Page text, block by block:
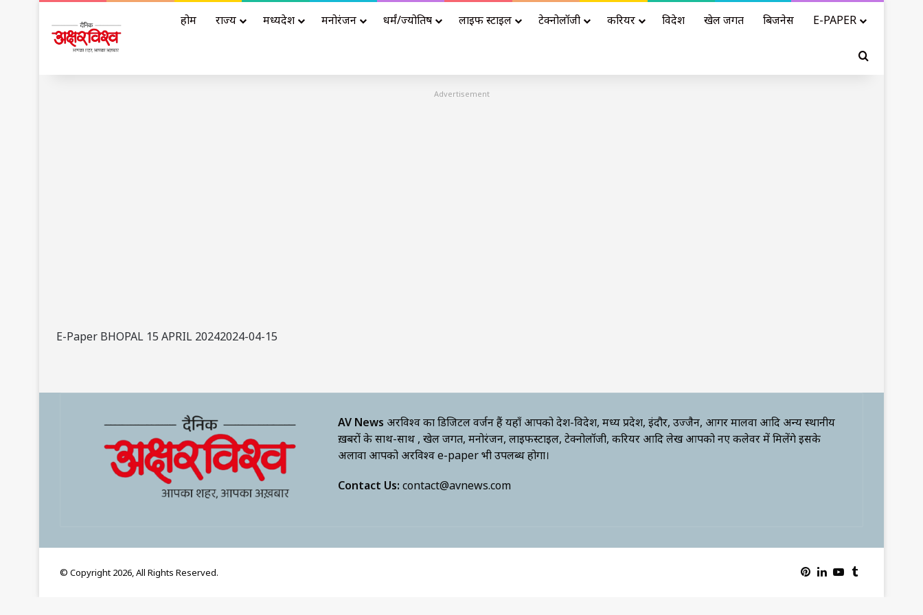
होम राज्य मध्यप्रदेश मनोरंजन धर्मं/ज्योतिष लाइफ स्टाइल टेक्नोलॉजी करियर विदेश खेल जगत बिजनेस E-PAPER
Search for
Advertisement
E-Paper BHOPAL 15 APRIL 20242024-04-15
AV News अक्षरविश्व का डिजिटल वर्जन हैं यहाँ आपको देश-विदेश, मध्य प्रदेश, इंदौर, उज्जैन, आगर मालवा आदि अन्य स्थानीय
ख़बरों के साथ-साथ , खेल जगत, मनोरंजन, लाइफस्टाइल, टेक्नोलॉजी, करियर आदि लेख आपको नए कलेवर में मिलेंगे इसके
अलावा आपको अक्षरविश्व e-paper भी उपलब्ध होगा।
Contact Us: contact@avnews.com
© Copyright 2026, All Rights Reserved. Pinterest
LinkedIn
YouTube